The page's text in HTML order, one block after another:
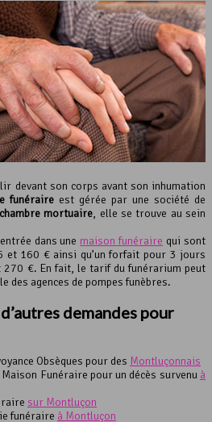
devant son corps avant son inhumation
funéraire est gérée par une société de
chambre mortuaire, elle se trouve au sein
dans une maison funéraire qui sont
et 160 € ainsi qu’un forfait pour 3 jours
€. En fait, le tarif du funérarium peut
des agences de pompes funèbres.
demandes pour
Obsèques pour des Montluçonnais
Funéraire pour un décès survenu à
sur Montluçon
funéraire à Montluçon